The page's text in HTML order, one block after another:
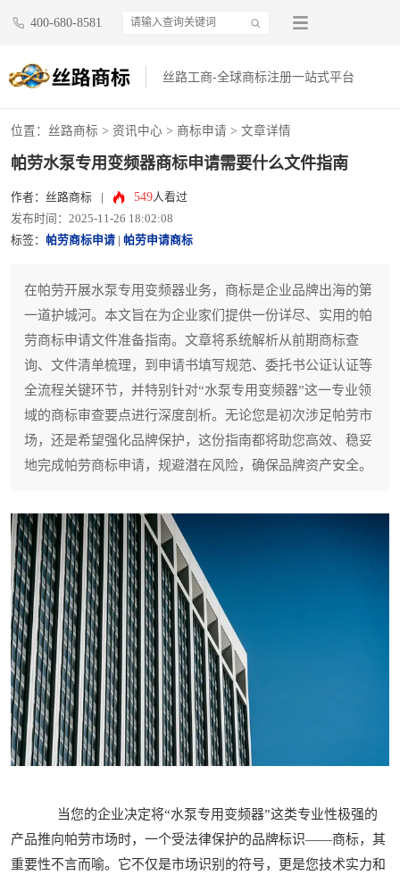
400-680-8581
丝路工商-全球商标注册一站式平台
位置： 丝路商标 > 资讯中心 > 商标申请 > 文章详情
帕劳水泵专用变频器商标申请需要什么文件指南
作者：丝路商标 549人看过
发布时间：2025-11-26 18:02:08
标签： 帕劳商标申请 帕劳申请商标
在帕劳开展水泵专用变频器业务，商标是企业品牌出海的第
一道护城河。本文旨在为企业家们提供一份详尽、实用的帕
劳商标申请文件准备指南。文章将系统解析从前期商标查
询、文件清单梳理，到申请书填写规范、委托书公证认证等
全流程关键环节，并特别针对“水泵专用变频器”这一专业领
域的商标审查要点进行深度剖析。无论您是初次涉足帕劳市
场，还是希望强化品牌保护，这份指南都将助您高效、稳妥
地完成帕劳商标申请，规避潜在风险，确保品牌资产安全。
当您的企业决定将“水泵专用变频器”这类专业性极强的
产品推向帕劳市场时，一个受法律保护的品牌标识——商标，其
重要性不言而喻。它不仅是市场识别的符号，更是您技术实力和